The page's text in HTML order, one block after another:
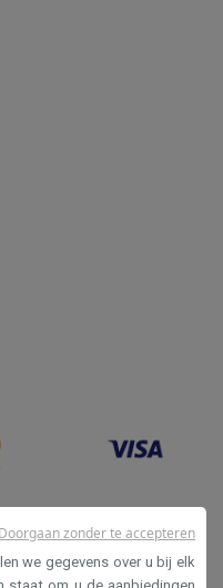
we gegevens over u bij elk
Doorgaan zonder te accepteren